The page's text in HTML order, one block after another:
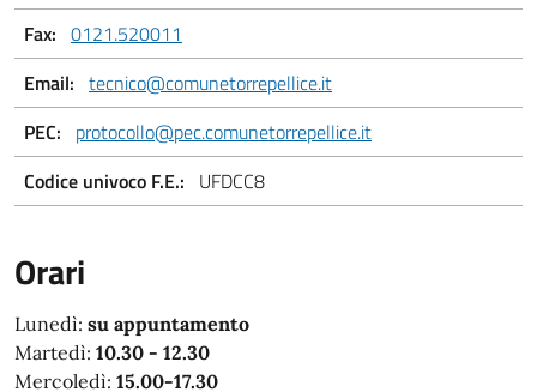
Fax: 0121.520011
Email: tecnico@comunetorrepellice.it
PEC: protocollo@pec.comunetorrepellice.it
Codice univoco F.E.: UFDCC8
Orari
Lunedì: su appuntamento
Martedì: 10.30 - 12.30
Mercoledì: 15.00-17.30